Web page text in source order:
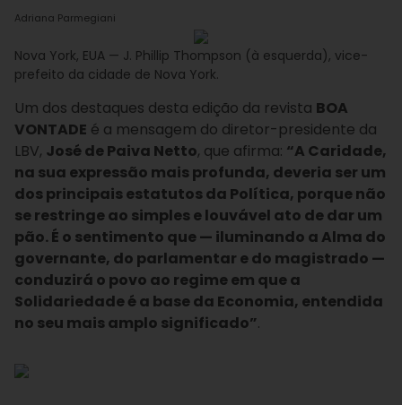
Adriana Parmegiani
Nova York, EUA — J. Phillip Thompson (à esquerda), vice-
prefeito da cidade de Nova York.
Um dos destaques desta edição da revista BOA
VONTADE é a mensagem do diretor-presidente da
LBV, José de Paiva Netto, que afirma: “A Caridade,
na sua expressão mais profunda, deveria ser um
dos principais estatutos da Política, porque não
se restringe ao simples e louvável ato de dar um
pão. É o sentimento que — iluminando a Alma do
governante, do parlamentar e do magistrado —
conduzirá o povo ao regime em que a
Solidariedade é a base da Economia, entendida
no seu mais amplo significado”.